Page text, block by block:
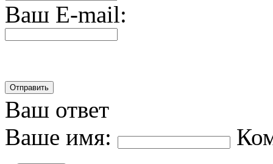
Ваш E-mail:
Ваш ответ
Ваше имя: